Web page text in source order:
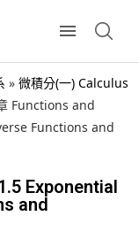
» 微積分(一) Calculus
Functions and
Functions and
Exponential
and